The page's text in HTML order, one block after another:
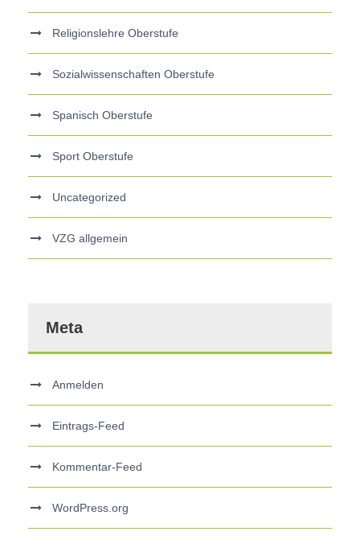
Religionslehre Oberstufe
Sozialwissenschaften Oberstufe
Spanisch Oberstufe
Sport Oberstufe
Uncategorized
VZG allgemein
Meta
Anmelden
Eintrags-Feed
Kommentar-Feed
WordPress.org